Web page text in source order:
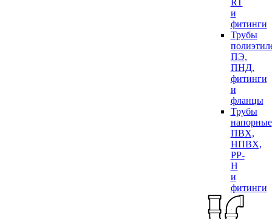
RT
и
фитинги
Трубы
ПЭ,
ПНД,
фитинги
и
фланцы
Трубы
напорные
ПВХ,
НПВХ,
PP-
H
и
фитинги